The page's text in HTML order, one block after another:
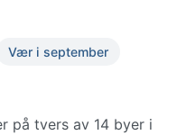
Vær i september
på tvers av 14 byer i